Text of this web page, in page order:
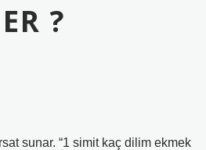
?
sunar. “1 simit kaç dilim ekmek